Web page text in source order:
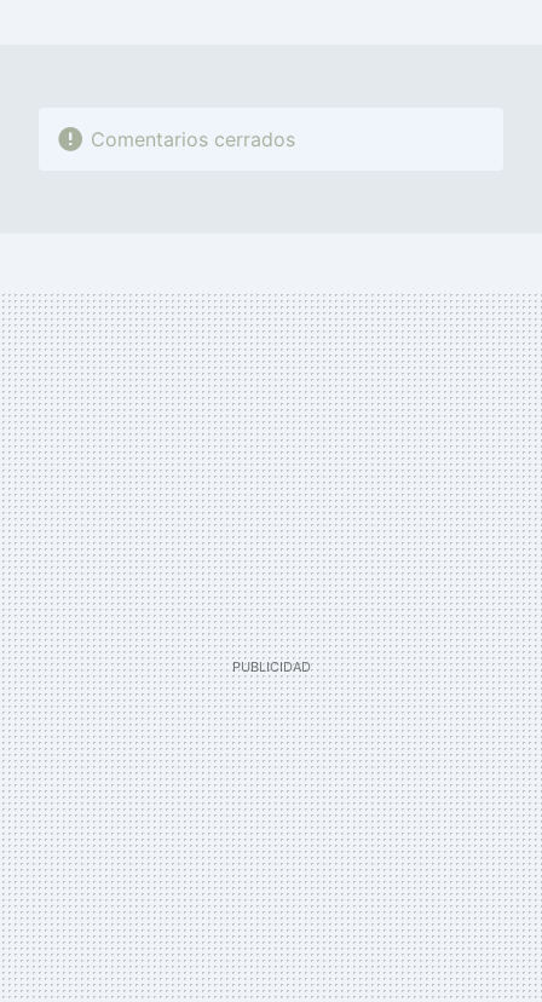
Comentarios cerrados